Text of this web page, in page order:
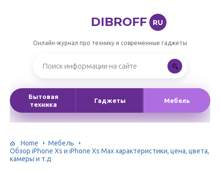
DIBROFF RU
Онлайн-журнал про технику и современные гаджеты
Бытовая
техника
Гаджеты Мебель
Home
Мебель
Обзор iPhone Xs и iPhone Xs Max характеристики, цена, цвета,
камеры и т.д